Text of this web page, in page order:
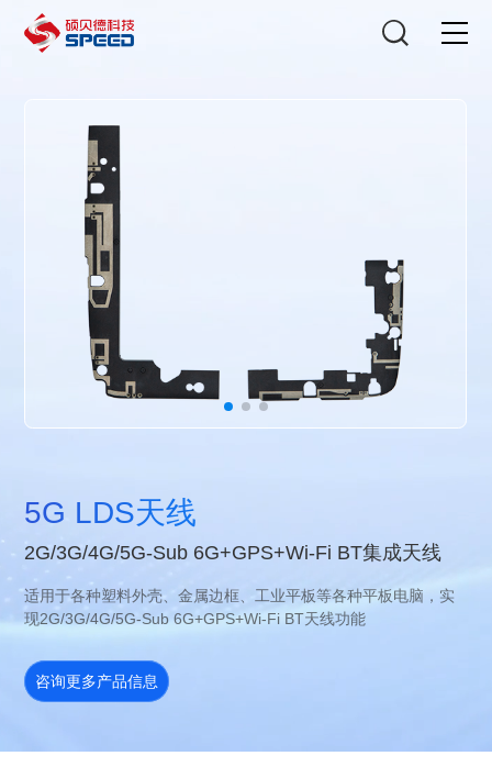
产品中心
解决方案
创新与技术
智能制造
可持续发展
关于我们
选择语言 在线咨询
5G LDS天线
2G/3G/4G/5G-Sub 6G+GPS+Wi-Fi BT集成天线
适用于各种塑料外壳、金属边框、工业平板等各种平板电脑，实
现2G/3G/4G/5G-Sub 6G+GPS+Wi-Fi BT天线功能
咨询更多产品信息